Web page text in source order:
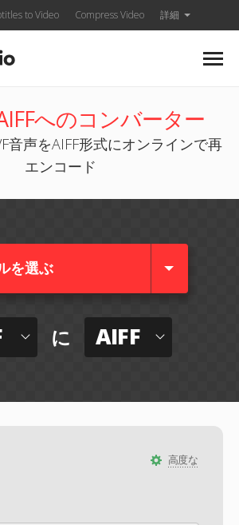
to Video Compress Video 詳細
へのコンバーター
音声をAIFF形式にオンラインで再
エンコード
を選ぶ
に AIFF
高度な